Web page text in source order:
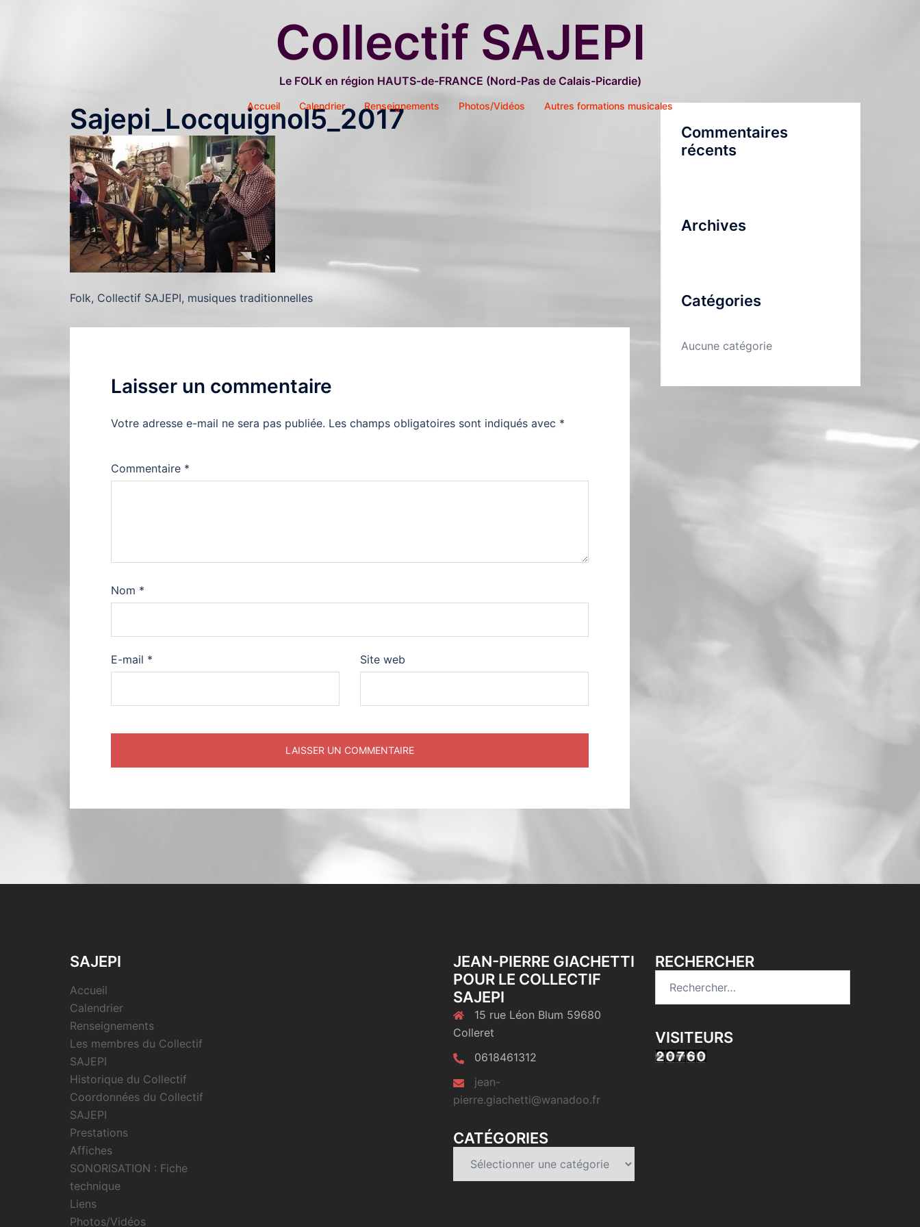
Collectif SAJEPI
Le FOLK en région HAUTS-de-FRANCE (Nord-Pas de Calais-Picardie)
Accueil Calendrier Renseignements Photos/Vidéos Autres formations musicales
Sajepi_Locquignol5_2017
Folk, Collectif SAJEPI, musiques traditionnelles
Laisser un commentaire
Votre adresse e-mail ne sera pas publiée. Les champs obligatoires sont indiqués avec *
Commentaire *
Nom *
E-mail * Site web
Commentaires
récents
Archives
Catégories
Aucune catégorie
SAJEPI
Accueil
Calendrier
Renseignements
Les membres du Collectif
SAJEPI
Historique du Collectif
Coordonnées du Collectif
SAJEPI
Prestations
Affiches
SONORISATION : Fiche
technique
Liens
Photos/Vidéos
JEAN-PIERRE GIACHETTI
POUR LE COLLECTIF
SAJEPI
15 rue Léon Blum 59680
Colleret
0618461312
jean-
pierre.giachetti@wanadoo.fr
CATÉGORIES
RECHERCHER
VISITEURS